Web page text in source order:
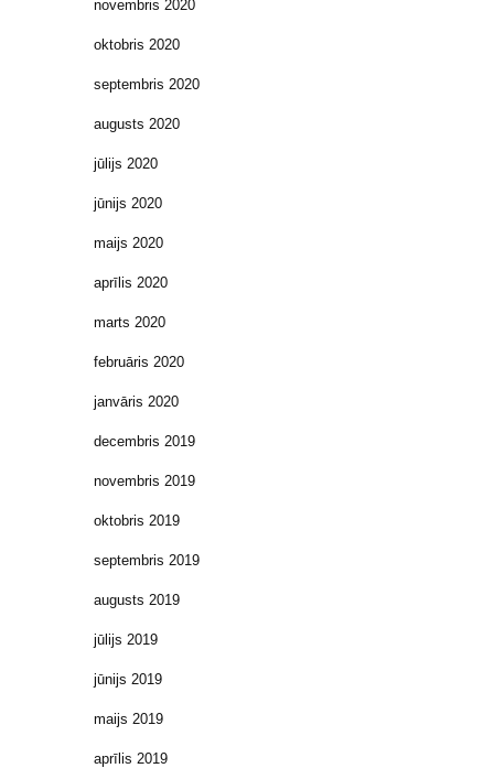
novembris 2020
oktobris 2020
septembris 2020
augusts 2020
jūlijs 2020
jūnijs 2020
maijs 2020
aprīlis 2020
marts 2020
februāris 2020
janvāris 2020
decembris 2019
novembris 2019
oktobris 2019
septembris 2019
augusts 2019
jūlijs 2019
jūnijs 2019
maijs 2019
aprīlis 2019